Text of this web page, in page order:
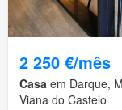
2 250 €/mês
Casa em Darque,
Viana do Castelo